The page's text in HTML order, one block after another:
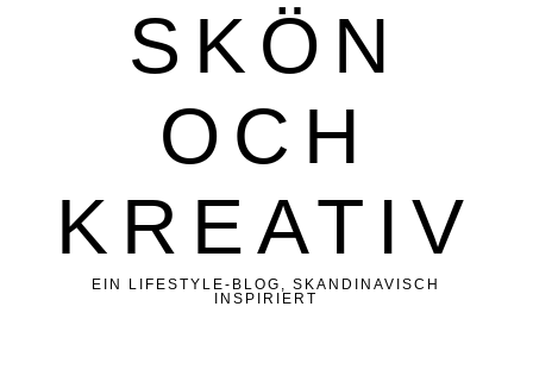
SKÖN
OCH
KREATIV
EIN LIFESTYLE-BLOG, SKANDINAVISCH
INSPIRIERT